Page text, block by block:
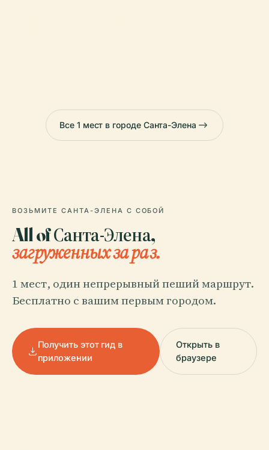
Все 1 мест в городе Санта-Элена
ВОЗЬМИТЕ САНТА-ЭЛЕНА С СОБОЙ
All of Санта-Элена,
загруженных за раз.
1 мест, один непрерывный пеший маршрут.
Бесплатно с вашим первым городом.
Получить этот гид в
приложении
Открыть в
браузере